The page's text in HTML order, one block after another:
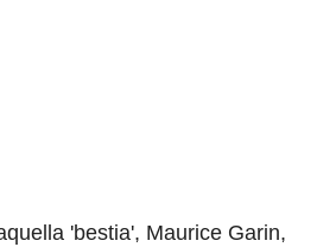
'bestia', Maurice Garin,